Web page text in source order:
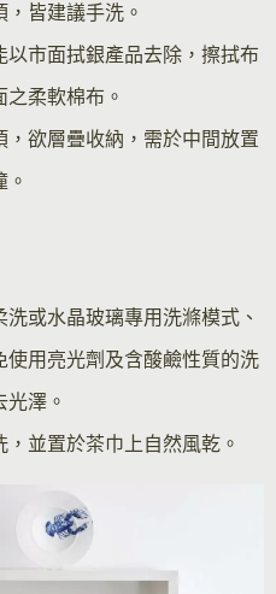
皆建議手洗。
市面拭銀產品去除，擦拭布
柔軟棉布。
欲層疊收納，需於中間放置
或水晶玻璃專用洗滌模式、
用亮光劑及含酸鹼性質的洗
澤。
並置於茶巾上自然風乾。